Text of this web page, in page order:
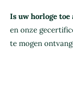
Is uw horloge
en onze
te mogen